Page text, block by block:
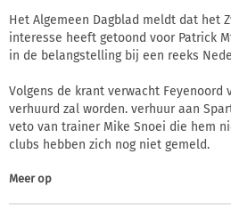
Het Algemeen Dagblad meldt dat het
interesse heeft getoond voor Patrick
in de belangstelling bij een reeks
Volgens de krant verwacht Feyenoord
verhuurd zal worden. verhuur aan
veto van trainer Mike Snoei die hem
clubs hebben zich nog niet gemeld.
Meer op